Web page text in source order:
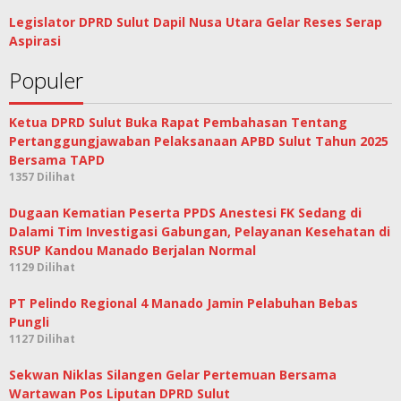
Legislator DPRD Sulut Dapil Nusa Utara Gelar Reses Serap
Aspirasi
Populer
Ketua DPRD Sulut Buka Rapat Pembahasan Tentang
Pertanggungjawaban Pelaksanaan APBD Sulut Tahun 2025
Bersama TAPD
1357 Dilihat
Dugaan Kematian Peserta PPDS Anestesi FK Sedang di
Dalami Tim Investigasi Gabungan, Pelayanan Kesehatan di
RSUP Kandou Manado Berjalan Normal
1129 Dilihat
PT Pelindo Regional 4 Manado Jamin Pelabuhan Bebas
Pungli
1127 Dilihat
Sekwan Niklas Silangen Gelar Pertemuan Bersama
Wartawan Pos Liputan DPRD Sulut